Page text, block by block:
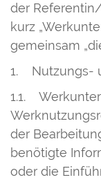
der
kurz
gemeinsam
1. Nutzungs-
1.1.
der
benötigte
oder die